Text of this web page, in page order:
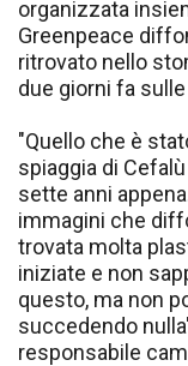
organizzata
Greenpeace
ritrovato nello
due giorni fa
"Quello che è
spiaggia di
sette anni
immagini che
trovata molta
iniziate e non
questo, ma non
succedendo
responsabile